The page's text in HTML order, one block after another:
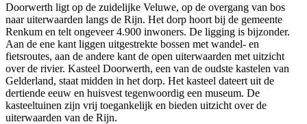
Doorwerth ligt op de zuidelijke Veluwe, op de overgang van bos
naar uiterwaarden langs de Rijn. Het dorp hoort bij de gemeente
Renkum en telt ongeveer 4.900 inwoners. De ligging is bijzonder.
Aan de ene kant liggen uitgestrekte bossen met wandel- en
fietsroutes, aan de andere kant de open uiterwaarden met uitzicht
over de rivier. Kasteel Doorwerth, een van de oudste kastelen van
Gelderland, staat midden in het dorp. Het kasteel dateert uit de
dertiende eeuw en huisvest tegenwoordig een museum. De
kasteeltuinen zijn vrij toegankelijk en bieden uitzicht over de
uiterwaarden van de Rijn.